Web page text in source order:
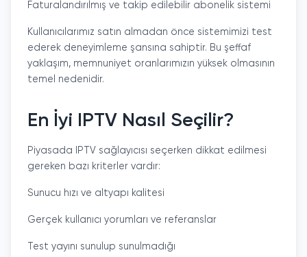
Faturalandırılmış ve takip edilebilir abonelik sistemi
Kullanıcılarımız satın almadan önce sistemimizi test
ederek deneyimleme şansına sahiptir. Bu şeffaf
yaklaşım, memnuniyet oranlarımızın yüksek olmasının
temel nedenidir.
En İyi IPTV Nasıl Seçilir?
Piyasada IPTV sağlayıcısı seçerken dikkat edilmesi
gereken bazı kriterler vardır:
Sunucu hızı ve altyapı kalitesi
Gerçek kullanıcı yorumları ve referanslar
Test yayını sunulup sunulmadığı